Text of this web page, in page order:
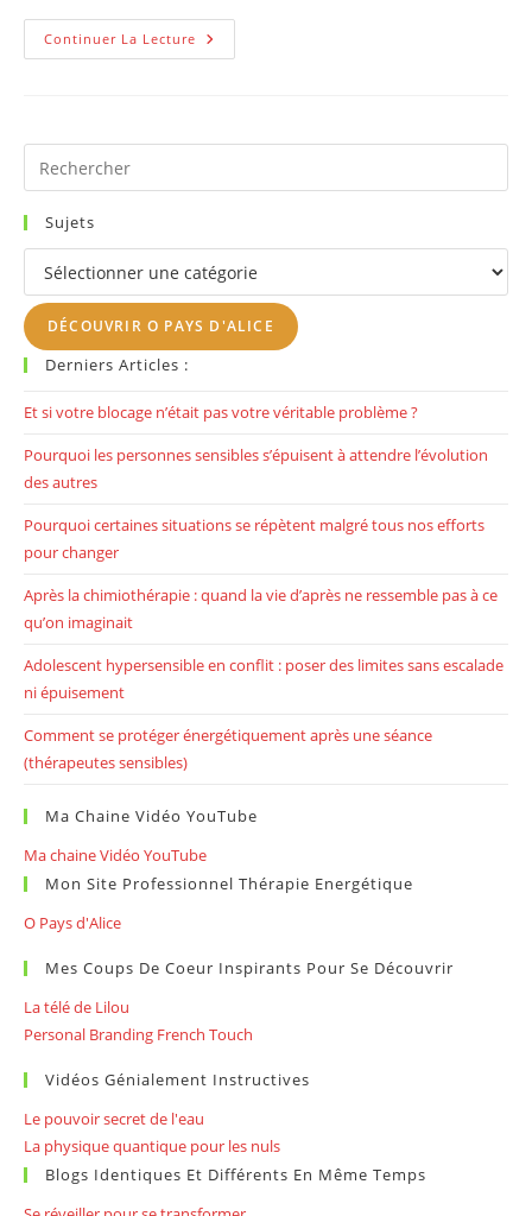
Continuer La Lecture « Je
Veux »-« Je
Comment
De
?
Sujets
Sujets
DÉCOUVRIR O PAYS D'ALICE
Derniers Articles :
Et si votre blocage n’était pas votre véritable problème ?
Pourquoi les personnes sensibles s’épuisent à attendre l’évolution
des autres
Pourquoi certaines situations se répètent malgré tous nos efforts
pour changer
Après la chimiothérapie : quand la vie d’après ne ressemble pas à ce
qu’on imaginait
Adolescent hypersensible en conflit : poser des limites sans escalade
ni épuisement
Comment se protéger énergétiquement après une séance
(thérapeutes sensibles)
Ma Chaine Vidéo YouTube
Ma chaine Vidéo YouTube
Mon Site Professionnel Thérapie Energétique
O Pays d'Alice
Mes Coups De Coeur Inspirants Pour Se Découvrir
La télé de Lilou
Personal Branding French Touch
Vidéos Génialement Instructives
Le pouvoir secret de l'eau
La physique quantique pour les nuls
Blogs Identiques Et Différents En Même Temps